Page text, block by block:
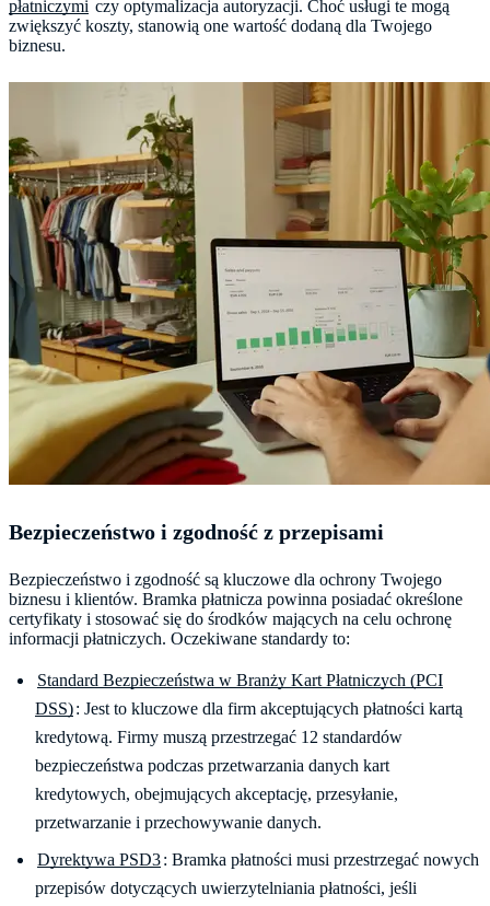
płatniczymi czy optymalizacja autoryzacji. Choć usługi te mogą
zwiększyć koszty, stanowią one wartość dodaną dla Twojego
biznesu.
Bezpieczeństwo i zgodność z przepisami
Bezpieczeństwo i zgodność są kluczowe dla ochrony Twojego
biznesu i klientów. Bramka płatnicza powinna posiadać określone
certyfikaty i stosować się do środków mających na celu ochronę
informacji płatniczych. Oczekiwane standardy to:
Standard Bezpieczeństwa w Branży Kart Płatniczych (PCI
DSS): Jest to kluczowe dla firm akceptujących płatności kartą
kredytową. Firmy muszą przestrzegać 12 standardów
bezpieczeństwa podczas przetwarzania danych kart
kredytowych, obejmujących akceptację, przesyłanie,
przetwarzanie i przechowywanie danych.
Dyrektywa PSD3: Bramka płatności musi przestrzegać nowych
przepisów dotyczących uwierzytelniania płatności, jeśli